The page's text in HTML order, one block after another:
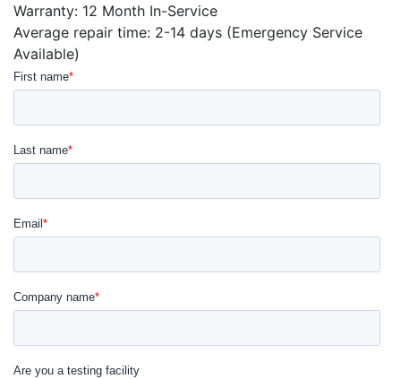
Warranty: 12 Month In-Service
Average repair time: 2-14 days (Emergency Service
Available)